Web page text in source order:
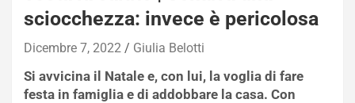
sciocchezza: invece è pericolosa
Dicembre 7, 2022 Giulia Belotti
Si avvicina il Natale e, con lui, la voglia di fare
festa in famiglia e di addobbare la casa. Con